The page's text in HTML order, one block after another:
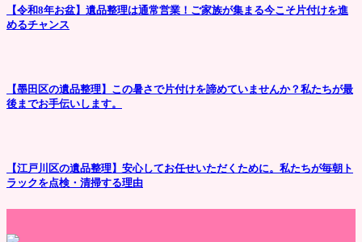
【令和8年お盆】遺品整理は通常営業！ご家族が集まる今こそ片付けを進
めるチャンス
【墨田区の遺品整理】この暑さで片付けを諦めていませんか？私たちが最
後までお手伝いします。
【江戸川区の遺品整理】安心してお任せいただくために。私たちが毎朝ト
ラックを点検・清掃する理由